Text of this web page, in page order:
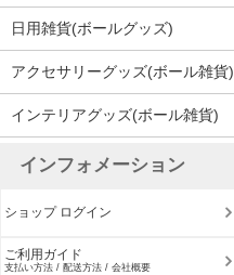
日用雑貨(ボールグッズ)
アクセサリーグッズ(ボール雑貨)
インテリアグッズ(ボール雑貨)
インフォメーション
ショップ ログイン
ご利用ガイド
支払い方法 / 配送方法 / 会社概要